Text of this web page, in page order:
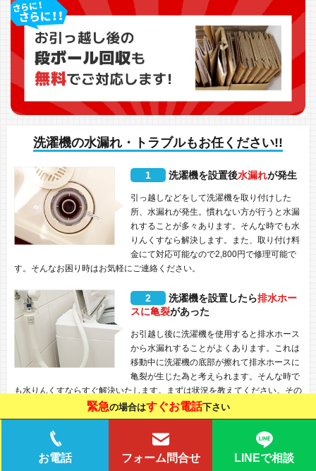
洗濯機の水漏れ・トラブルもお任ください!!
1 洗濯機を設置後水漏れが発生
引っ越しなどをして洗濯機を取り付けした
所、水漏れが発生。慣れない方が行うと水漏
れすることが多々あります。そんな時でも水
りんくすなら解決します。また、取り付け料
金にて対応可能なので2,800円で修理可能で
す。そんなお困り時はお気軽にご連絡ください。
2 洗濯機を設置したら排水ホー
スに亀裂があった
お引越し後に洗濯機を使用すると排水ホース
から水漏れすることがよくあります。これは
移動中に洗濯機の底部が擦れて排水ホースに
亀裂が生じた為と考えられます。そんな時で
も水りんくすならすぐ解決いたします。まずは状況を教えてください。その
日の内に解決いたします。
よくある質問
緊急の場合はすぐお電話下さい
お電話 フォーム問合せ LINEで相談